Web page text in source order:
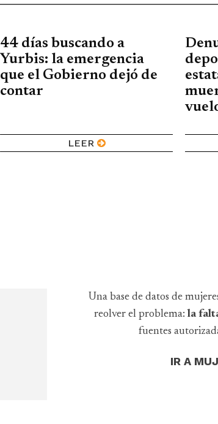
44 días buscando a
Yurbis: la emergencia
que el Gobierno dejó de
contar
LEER
Una base de datos de
reolver el problema: la
fuentes
IR A